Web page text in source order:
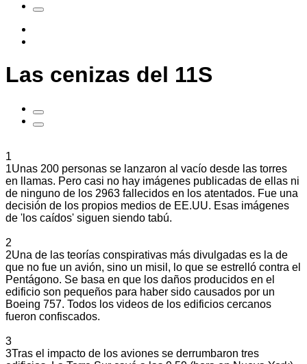
Las cenizas del 11S
1
1Unas 200 personas se lanzaron al vacío desde las torres
en llamas. Pero casi no hay imágenes publicadas de ellas ni
de ninguno de los 2963 fallecidos en los atentados. Fue una
decisión de los propios medios de EE.UU. Esas imágenes
de 'los caídos' siguen siendo tabú.
2
2Una de las teorías conspirativas más divulgadas es la de
que no fue un avión, sino un misil, lo que se estrelló contra el
Pentágono. Se basa en que los daños producidos en el
edificio son pequeños para haber sido causados por un
Boeing 757. Todos los videos de los edificios cercanos
fueron confiscados.
3
3Tras el impacto de los aviones se derrumbaron tres